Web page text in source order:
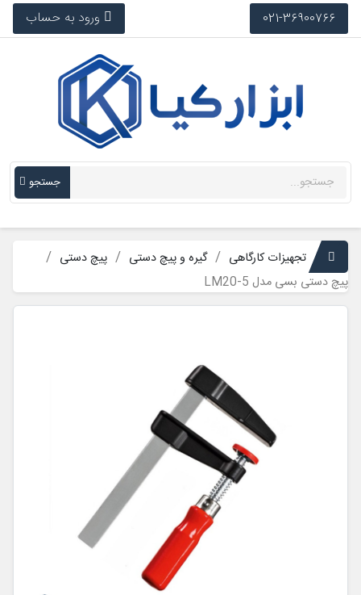
021-36900766 ورود به حساب
جستجو
تجهیزات کارگاهی گیره و پیچ دستی
پیچ دستی
پیچ دستی بسی مدل LM20-5